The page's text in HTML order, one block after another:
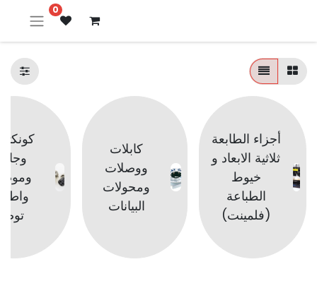
0
أجزاء الطابعة
ثلاثية الابعاد و
خيوط
الطباعة
(فلمينت)
كابلات
ووصلات
ومحولات
البيانات